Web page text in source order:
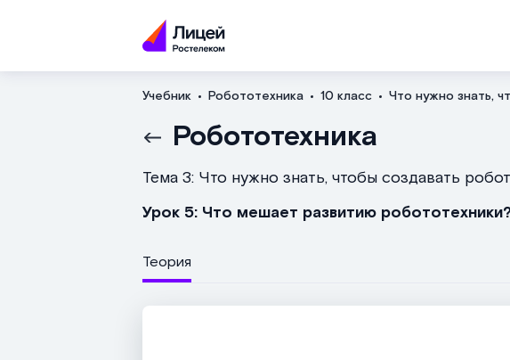
Учебник Робототехника 10 класс Что нужно знать,
Робототехника
Тема 3: Что нужно знать, чтобы создавать
Урок 5: Что мешает развитию
Теория